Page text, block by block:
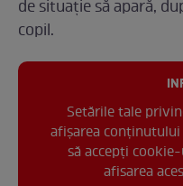
de situație să apară,
copil.
Setările tale
afișarea conținutului
să accepți
afisarea